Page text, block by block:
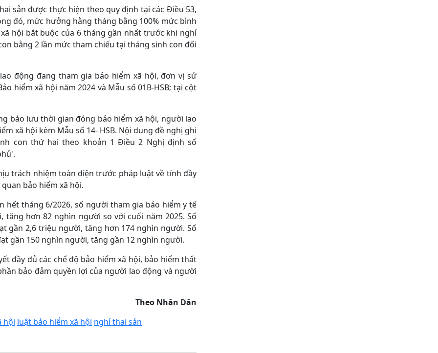
sản được thực hiện theo quy định tại các Điều 53,
đó, mức hưởng hằng tháng bằng 100% mức bình
hội bắt buộc của 6 tháng gần nhất trước khi nghỉ
bằng 2 lần mức tham chiếu tại tháng sinh con đối
động đang tham gia bảo hiểm xã hội, đơn vị sử
hiểm xã hội năm 2024 và Mẫu số 01B-HSB; tại cột
bảo lưu thời gian đóng bảo hiểm xã hội, người lao
xã hội kèm Mẫu số 14- HSB. Nội dung đề nghị ghi
con thứ hai theo khoản 1 Điều 2 Nghị định số
trách nhiệm toàn diện trước pháp luật về tính đầy
bảo hiểm xã hội.
hết tháng 6/2026, số người tham gia bảo hiểm y tế
hơn 82 nghìn người so với cuối năm 2025. Số
gần 2,6 triệu người, tăng hơn 174 nghìn người. Số
gần 150 nghìn người, tăng gần 12 nghìn người.
đầy đủ các chế độ bảo hiểm xã hội, bảo hiểm thất
bảo đảm quyền lợi của người lao động và người
Theo Nhân Dân
hội luật bảo hiểm xã hội nghỉ thai sản